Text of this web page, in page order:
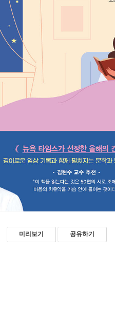
미리보기 공유하기